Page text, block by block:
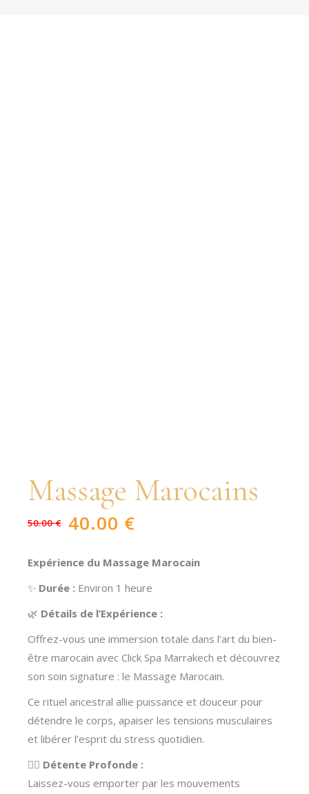
Massage Marocains
50.00€
Le
50.00 €.
40.00 €
Le
40.00 €.
Expérience du Massage Marocain
✨ Durée : Environ 1 heure
🌿 Détails de l’Expérience :
Offrez-vous une immersion totale dans l’art du bien-
être marocain avec Click Spa Marrakech et découvrez
son soin signature : le Massage Marocain.
Ce rituel ancestral allie puissance et douceur pour
détendre le corps, apaiser les tensions musculaires
et libérer l’esprit du stress quotidien.
🧖‍♀️ Détente Profonde :
Laissez-vous emporter par les mouvements